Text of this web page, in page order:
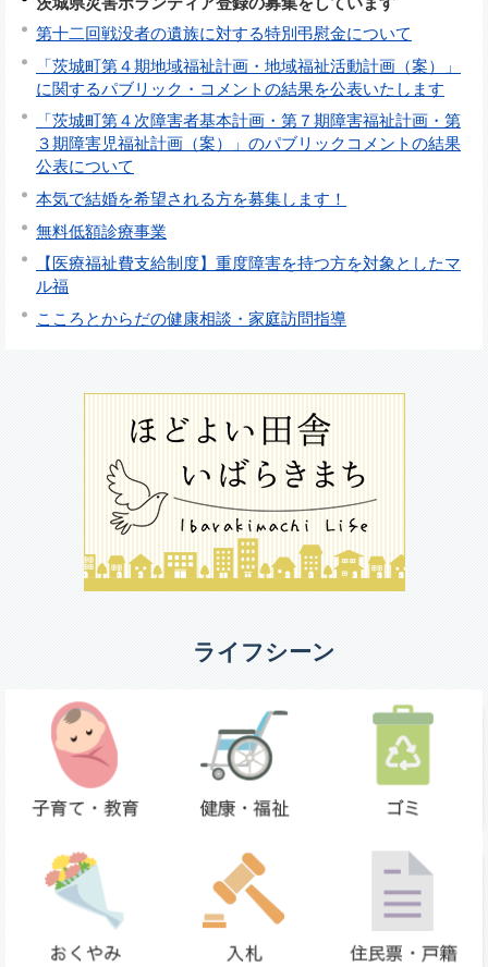
第十二回戦没者の遺族に対する特別弔慰金について
「茨城町第４期地域福祉計画・地域福祉活動計画（案）」
に関するパブリック・コメントの結果を公表いたします
「茨城町第４次障害者基本計画・第７期障害福祉計画・第
３期障害児福祉計画（案）」のパブリックコメントの結果
公表について
本気で結婚を希望される方を募集します！
無料低額診療事業
【医療福祉費支給制度】重度障害を持つ方を対象としたマ
ル福
こころとからだの健康相談・家庭訪問指導
ライフシーン